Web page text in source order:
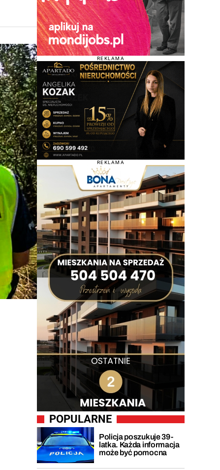
REKLAMA
REKLAMA
POPULARNE
Policja poszukuje 39-
latka. Każda informacja
może być pomocna